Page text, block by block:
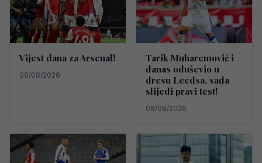
Vijest dana za Arsenal!
08/08/2026
Tarik Muharemović i
danas oduševio u
dresu Leedsa, sada
slijedi pravi test!
08/08/2026